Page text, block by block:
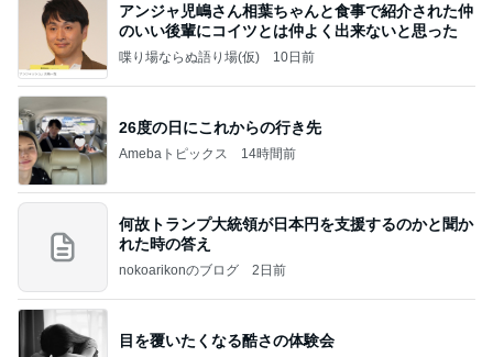
アンジャ児嶋さん相葉ちゃんと食事で紹介された仲
のいい後輩にコイツとは仲よく出来ないと思った
喋り場ならぬ語り場(仮) 10日前
26度の日にこれからの行き先
Amebaトピックス 14時間前
何故トランプ大統領が日本円を支援するのかと聞か
れた時の答え
nokoarikonのブログ 2日前
目を覆いたくなる酷さの体験会